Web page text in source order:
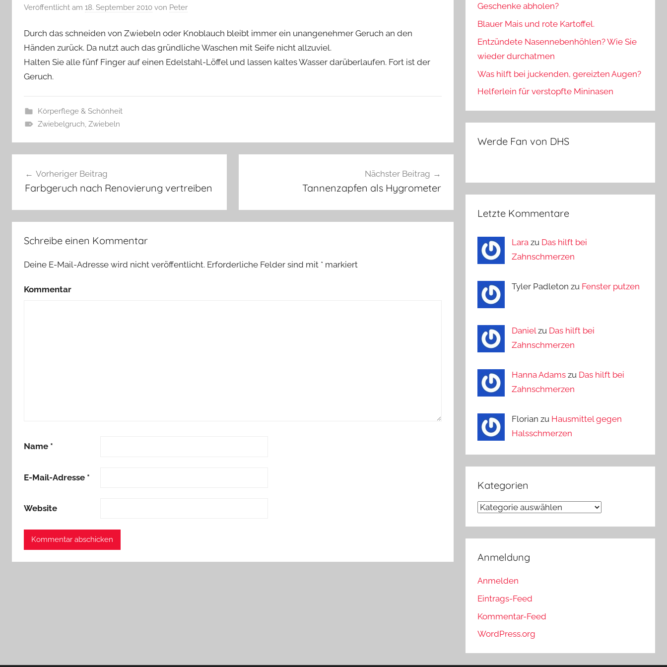
Veröffentlicht am 18. September 2010 von Peter
Durch das schneiden von Zwiebeln oder Knoblauch bleibt immer ein unangenehmer Geruch an den
Händen zurück. Da nutzt auch das gründliche Waschen mit Seife nicht allzuviel.
Halten Sie alle fünf Finger auf einen Edelstahl-Löffel und lassen kaltes Wasser darüberlaufen. Fort ist der
Geruch.
Körperflege & Schönheit
Zwiebelgruch, Zwiebeln
Vorheriger Beitrag
Farbgeruch nach Renovierung vertreiben
Nächster Beitrag
Tannenzapfen als Hygrometer
Schreibe einen Kommentar
Deine E-Mail-Adresse wird nicht veröffentlicht. Erforderliche Felder sind mit * markiert
Kommentar
Name *
E-Mail-Adresse *
Website
Geschenke abholen?
Blauer Mais und rote Kartoffel.
Entzündete Nasennebenhöhlen? Wie Sie
wieder durchatmen
Was hilft bei juckenden, gereizten Augen?
Helferlein für verstopfte Mininasen
Werde Fan von DHS
Letzte Kommentare
Larazu Das hilft bei
Zahnschmerzen
Tyler Padleton zu Fenster putzen
Daniel zu Das hilft bei
Zahnschmerzen
Hanna Adamszu Das hilft bei
Zahnschmerzen
Florian zu Hausmittel gegen
Halsschmerzen
Kategorien
Kategorien
Anmeldung
Anmelden
Eintrags-Feed
Kommentar-Feed
WordPress.org